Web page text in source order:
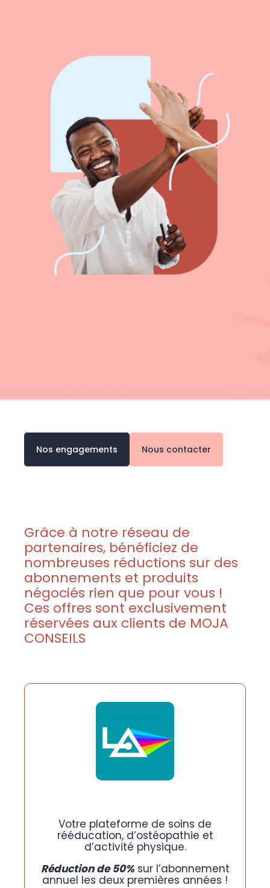
Notre offre MICRO-BNC
Nos engagements Nous contacter
Grâce à notre réseau de
partenaires, bénéficiez de
nombreuses réductions sur des
abonnements et produits
négociés rien que pour vous !
Ces offres sont exclusivement
réservées aux clients de MOJA
CONSEILS
Votre plateforme de soins de
rééducation, d’ostéopathie et
d’activité physique.
Réduction de 50%sur l’abonnement
annuel les deux premières années !